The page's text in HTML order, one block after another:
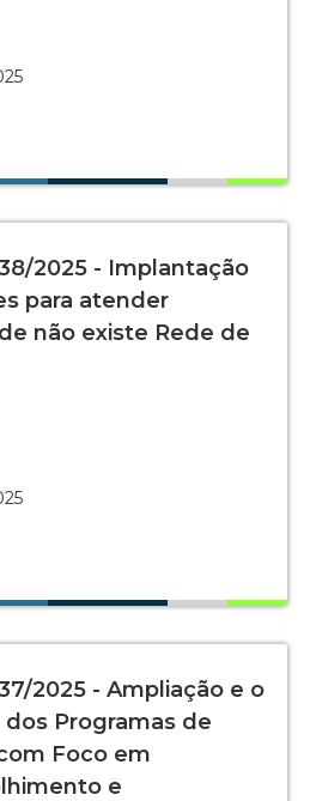
2025 - Implantação
para atender
não existe Rede de
2025 - Ampliação e o
Programas de
Foco em
e